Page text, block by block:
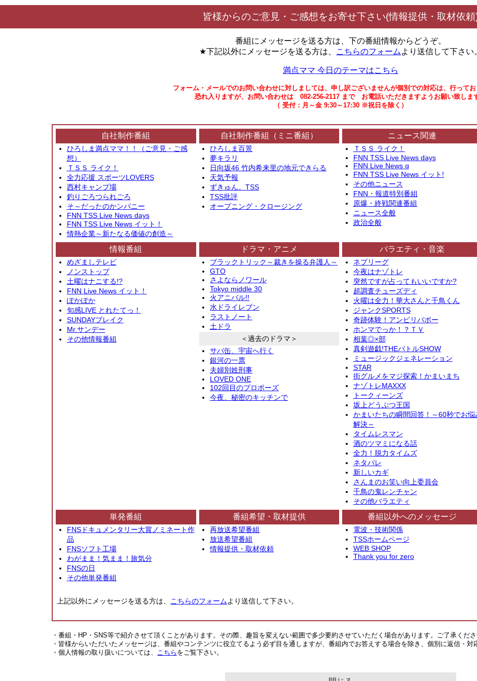
皆様からのご意見・ご感想をお寄せ下さい(情報提供・取材依頼
番組にメッセージを送る方は、下の番組情報からどうぞ。
★下記以外にメッセージを送る方は、
こちらのフォーム より送信して下さい
満点ママ 今日のテーマはこちら
フォーム・メールでのお問い合わせに対しましては、申し訳ございませんが個別での対応は、行ってお
恐れ入りますが、お問い合わせは 082-256-2117 まで お電話いただきますようお願い致しま
（ 受付：月～金 9:30～17:30 ※祝日を除く）
自社制作番組
ひろしま満点ママ！！（ご意見・ご感
想）
ＴＳＳ ライク！
全力応援 スポーツLOVERS
西村キャンプ場
釣りごろつられごろ
そ～だったのかンパニー
FNN TSS Live News days
FNN TSS Live News イット！
情熱企業～新たなる価値の創造～
自社制作番組（ミニ番組）
ひろしま百景
夢キラリ
日向坂46 竹内希来里の地元できらる
天気予報
ずきゅん。TSS
TSS批評
オープニング・クロージング
ニュース関連
ＴＳＳ ライク！
FNN TSS Live News days
FNN Live News α
FNN TSS Live News イット!
その他ニュース
FNN・報道特別番組
原爆・終戦関連番組
ニュース全般
政治全般
情報番組
めざましテレビ
ノンストップ
土曜はナニする!?
FNN Live News イット！
ぽかぽか
旬感LIVE とれたてっ！
SUNDAYブレイク
Mr.サンデー
その他情報番組
ドラマ・アニメ
ブラックトリック～裁きを操る弁護人～
GTO
さよならノワール
Tokyo middle 30
火アニバル!!
水ドライレブン
ラストノート
土ドラ
＜過去のドラマ＞
サバ缶、宇宙へ行く
銀河の一票
夫婦別姓刑事
LOVED ONE
102回目のプロポーズ
今夜、秘密のキッチンで
バラエティ・音楽
ネプリーグ
今夜はナゾトレ
突然ですが占ってもいいですか?
超調査チューズディ
火曜は全力！華大さんと千鳥くん
ジャンクSPORTS
奇跡体験！アンビリバボー
ホンマでっか！？ＴＶ
相葉◎×部
真剣遊戯!THEバトルSHOW
ミュージックジェネレーション
STAR
街グルメをマジ探索！かまいまち
ナゾトレMAXXX
トークィーンズ
坂上どうぶつ王国
かまいたちの瞬間回答！～60秒でお悩
解決～
タイムレスマン
酒のツマミになる話
全力！脱力タイムズ
ネタパレ
新しいカギ
さんまのお笑い向上委員会
千鳥の鬼レンチャン
その他バラエティ
単発番組
FNSドキュメンタリー大賞ノミネート作
品
FNSソフト工場
わがまま！気まま！旅気分
FNSの日
その他単発番組
番組希望・取材提供
再放送希望番組
放送希望番組
情報提供・取材依頼
番組以外へのメッセージ
電波・技術関係
TSSホームページ
WEB SHOP
Thank you for zero
上記以外にメッセージを送る方は、 こちらのフォームより送信して下さい。
・番組・HP・SNS等で紹介させて頂くことがあります。その際、趣旨を変えない範囲で多少要約させていただく場合があります。ご了承くださ
・皆様からいただいたメッセージは、番組やコンテンツに役立てるよう必ず目を通しますが、番組内でお答えする場合を除き、個別に返信・対
・個人情報の取り扱いについては、
こちら をご覧下さい。